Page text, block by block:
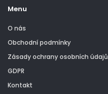
Menu
O nás
Obchodní podmínky
Zásady ochrany osobních údajů
GDPR
Kontakt